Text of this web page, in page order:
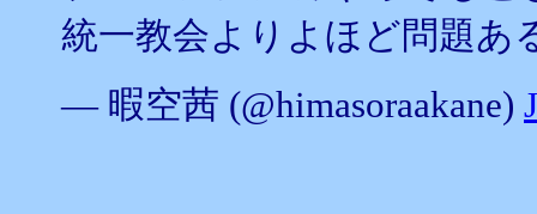
統一教会よりよほど問題あ
— 暇空茜 (@himasoraakane)